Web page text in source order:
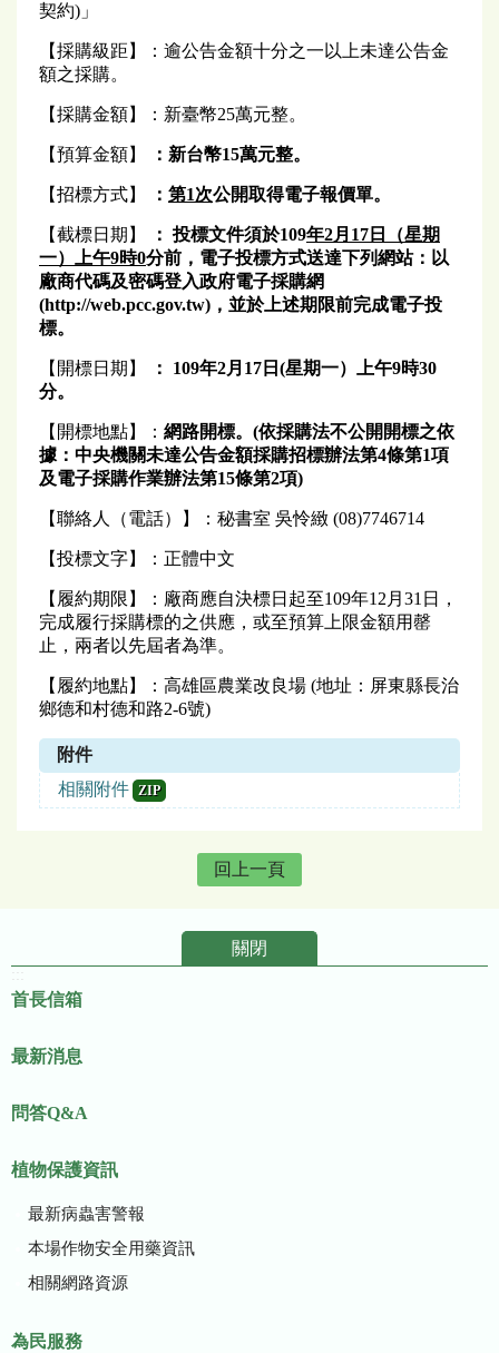
契約)」
【採購級距】：逾公告金額十分之一以上未達公告金
額之採購。
【採購金額】：新臺幣25萬元整。
【預算金額】 ： 新台幣15萬元整。
【招標方式】 ： 第1次公開取得電子報價單。
【截標日期】 ： 投標文件須於109年2月17日（星期
一） 上午9時0分前，電子投標方式送達下列網站：以
廠商代碼及密碼登入政府電子採購網
(http://web.pcc.gov.tw)，並於上述期限前完成電子投
標。
【開標日期】 ： 109年2月17日(星期一） 上午9時30
分。
【開標地點】： 網路開標。(依採購法不公開開標之依
據：中央機關未達公告金額採購招標辦法第4條第1項
及電子採購作業辦法第15條第2項)
【聯絡人（電話）】：秘書室 吳怜緻 (08)7746714
【投標文字】：正體中文
【履約期限】：廠商應自決標日起至109年12月31日，
完成履行採購標的之供應，或至預算上限金額用罄
止，兩者以先屆者為準。
【履約地點】：高雄區農業改良場 (地址：屏東縣長治
鄉德和村德和路2-6號)
附件
相關附件 ZIP
回上一頁
關閉
首長信箱
最新消息
問答Q&A
植物保護資訊
最新病蟲害警報
本場作物安全用藥資訊
相關網路資源
為民服務